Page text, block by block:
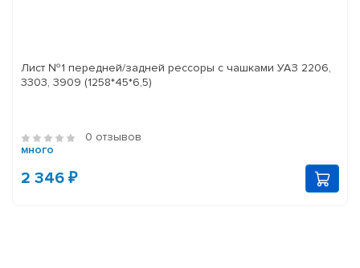
Лист №1 передней/задней рессоры с чашками УАЗ 2206,
3303, 3909 (1258*45*6,5)
0 отзывов
много
2 346 ₽